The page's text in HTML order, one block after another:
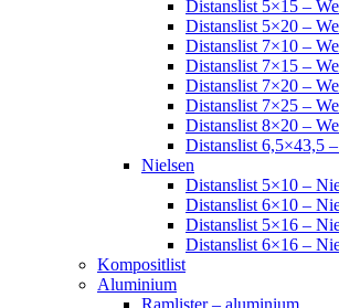
Distanslist 5×15 –
Distanslist 5×20 –
Distanslist 7×10 –
Distanslist 7×15 –
Distanslist 7×20 –
Distanslist 7×25 –
Distanslist 8×20 –
Distanslist 6,5×43,5
Nielsen
Distanslist 5×10 –
Distanslist 6×10 –
Distanslist 5×16 –
Distanslist 6×16 –
Kompositlist
Aluminium
Ramlister – aluminium